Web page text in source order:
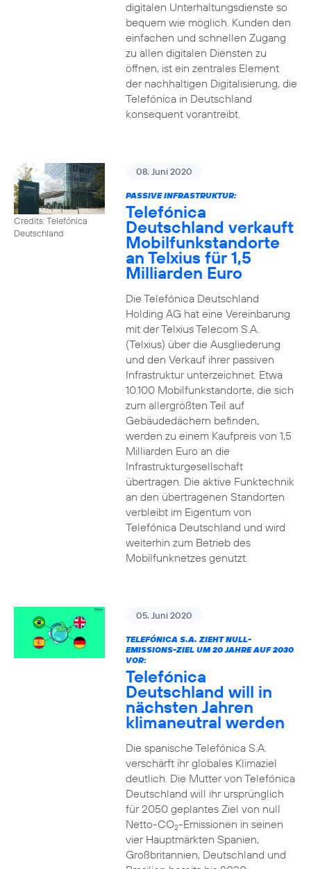
digitalen Unterhaltungsdienste so
bequem wie möglich. Kunden den
einfachen und schnellen Zugang
zu allen digitalen Diensten zu
öffnen, ist ein zentrales Element
der nachhaltigen Digitalisierung, die
Telefónica in Deutschland
konsequent vorantreibt.
Credits: Telefónica
Deutschland
08. Juni 2020
PASSIVE INFRASTRUKTUR:
Telefónica
Deutschland verkauft
Mobilfunkstandorte
an Telxius für 1,5
Milliarden Euro
Die Telefónica Deutschland
Holding AG hat eine Vereinbarung
mit der Telxius Telecom S.A.
(Telxius) über die Ausgliederung
und den Verkauf ihrer passiven
Infrastruktur unterzeichnet. Etwa
10.100 Mobilfunkstandorte, die sich
zum allergrößten Teil auf
Gebäudedächern befinden,
werden zu einem Kaufpreis von 1,5
Milliarden Euro an die
Infrastrukturgesellschaft
übertragen. Die aktive Funktechnik
an den übertragenen Standorten
verbleibt im Eigentum von
Telefónica Deutschland und wird
weiterhin zum Betrieb des
Mobilfunknetzes genutzt.
05. Juni 2020
TELEFÓNICA S.A. ZIEHT NULL-
EMISSIONS-ZIEL UM 20 JAHRE AUF 2030
VOR:
Telefónica
Deutschland will in
nächsten Jahren
klimaneutral werden
Die spanische Telefónica S.A.
verschärft ihr globales Klimaziel
deutlich. Die Mutter von Telefónica
Deutschland will ihr ursprünglich
für 2050 geplantes Ziel von null
Netto-CO2-Emissionen in seinen
vier Hauptmärkten Spanien,
Großbritannien, Deutschland und